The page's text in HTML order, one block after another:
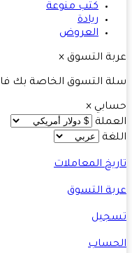
كتب منوعة
ريادة
العروض
التسوق ×
التسوق الخاصة بك فارغة!
×
المعاملات
التسوق